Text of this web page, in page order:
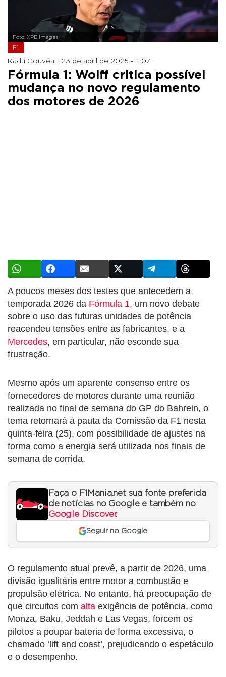
Foto: XPB Images
F1
Kadu Gouvêa | 23 de abril de 2025 - 11:07
Fórmula 1: Wolff critica possível
mudança no novo regulamento
dos motores de 2026
A poucos meses dos testes que antecedem a
temporada 2026 da Fórmula 1, um novo debate
sobre o uso das futuras unidades de potência
reacendeu tensões entre as fabricantes, e a
Mercedes, em particular, não esconde sua
frustração.
Mesmo após um aparente consenso entre os
fornecedores de motores durante uma reunião
realizada no final de semana do GP do Bahrein, o
tema retornará à pauta da Comissão da F1 nesta
quinta-feira (25), com possibilidade de ajustes na
forma como a energia será utilizada nos finais de
semana de corrida.
Faça o F1Mania.net sua fonte preferida
de notícias no Google e também no
Google Discover.
Seguir no Google
O regulamento atual prevê, a partir de 2026, uma
divisão igualitária entre motor a combustão e
propulsão elétrica. No entanto, há preocupação de
que circuitos com alta exigência de potência, como
Monza, Baku, Jeddah e Las Vegas, forcem os
pilotos a poupar bateria de forma excessiva, o
chamado ‘lift and coast’, prejudicando o espetáculo
e o desempenho.